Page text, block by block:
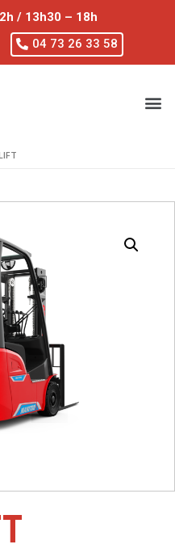
/ 13h30 – 18h
04 73 26 33 58